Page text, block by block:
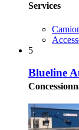
Services
5
Blueline